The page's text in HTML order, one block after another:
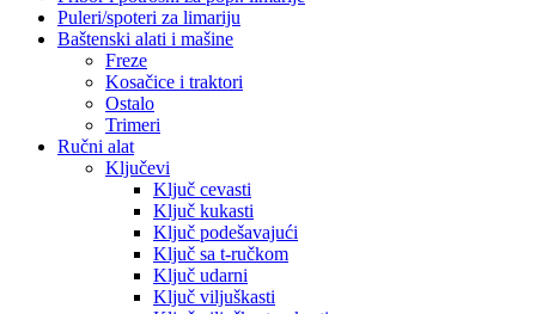
Puleri/spoteri za limariju
Baštenski alati i mašine
Freze
Kosačice i traktori
Ostalo
Trimeri
Ručni alat
Ključevi
Ključ cevasti
Ključ kukasti
Ključ podešavajući
Ključ sa t-ručkom
Ključ udarni
Ključ viljuškasti